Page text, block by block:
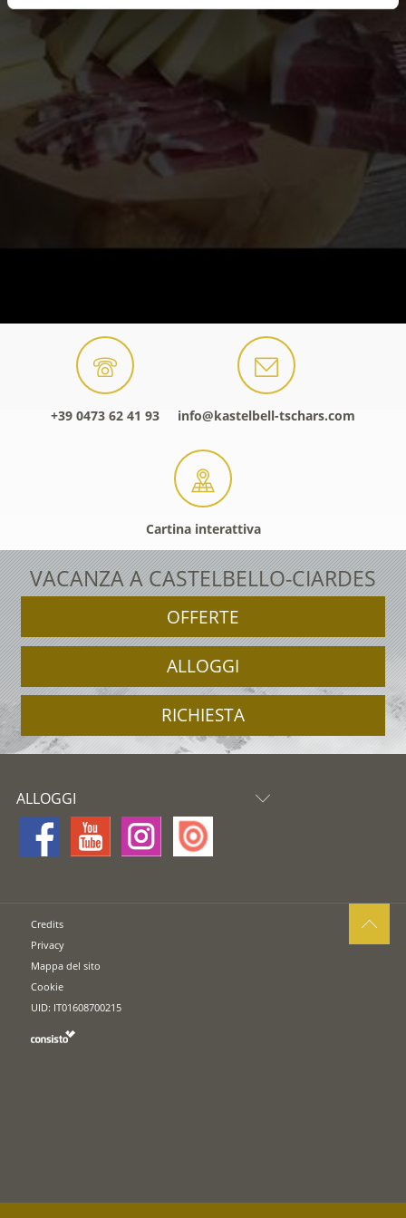
+39 0473 62 41 93 info@kastelbell-tschars.com
Cartina interattiva
VACANZA A CASTELBELLO-CIARDES
OFFERTE
ALLOGGI
RICHIESTA
ALLOGGI
Credits
Privacy
Mappa del sito
Cookie
UID: IT01608700215